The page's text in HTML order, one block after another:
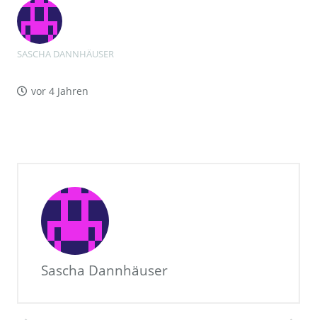
SASCHA DANNHÄUSER
vor 4 Jahren
Sascha Dannhäuser